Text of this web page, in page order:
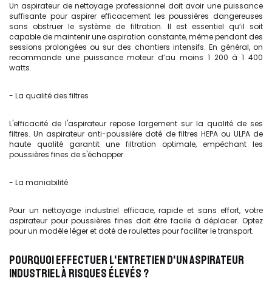
Un aspirateur de nettoyage professionnel doit avoir une puissance
suffisante pour aspirer efficacement les poussières dangereuses
sans obstruer le système de filtration. Il est essentiel qu’il soit
capable de maintenir une aspiration constante, même pendant des
sessions prolongées ou sur des chantiers intensifs. En général, on
recommande une puissance moteur d’au moins 1 200 à 1 400
watts.
- La qualité des filtres
L'efficacité de l'aspirateur repose largement sur la qualité de ses
filtres. Un aspirateur anti-poussière doté de filtres HEPA ou ULPA de
haute qualité garantit une filtration optimale, empêchant les
poussières fines de s'échapper.
- La maniabilité
Pour un nettoyage industriel efficace, rapide et sans effort, votre
aspirateur pour poussières fines doit être facile à déplacer. Optez
pour un modèle léger et doté de roulettes pour faciliter le transport.
POURQUOI EFFECTUER L'ENTRETIEN D'UN ASPIRATEUR
INDUSTRIEL À RISQUES ÉLEVÉS ?